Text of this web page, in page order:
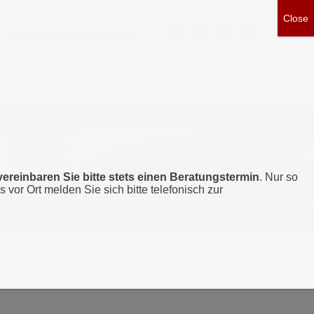
Sie bitte stets einen Beratungstermin. Nur so
vor Ort melden Sie sich bitte telefonisch zur